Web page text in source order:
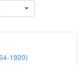
1920)